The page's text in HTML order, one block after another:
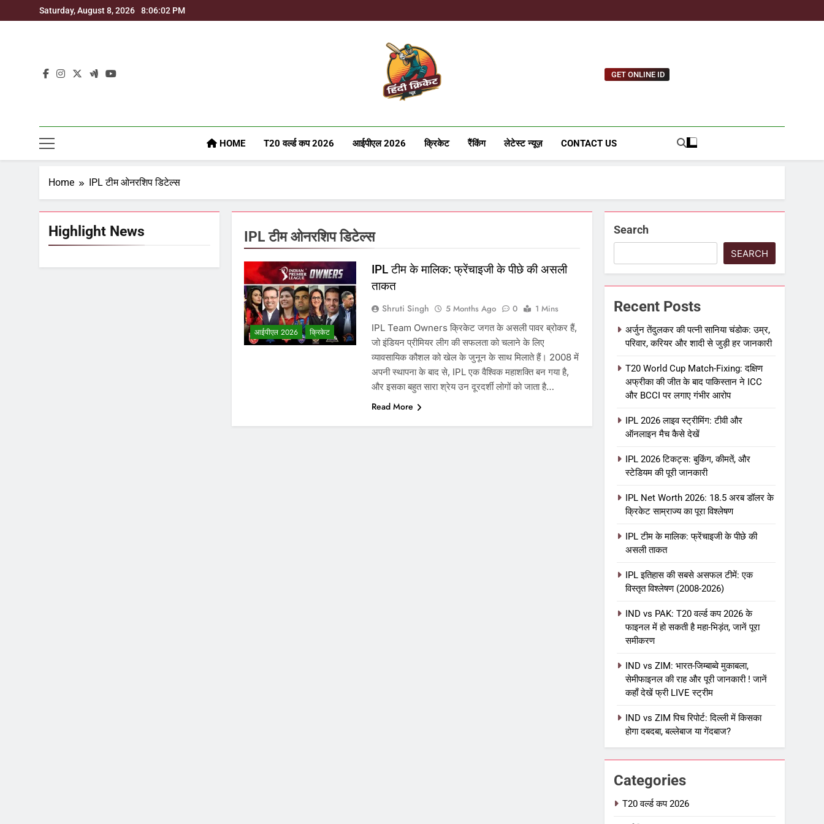
to
Saturday, August 8, 2026 8:06:03 PM
Hindicricketnews.com
GET ONLINE ID
HOME T20 वर्ल्ड कप 2026 आईपीएल 2026 क्रिकेट रैंकिंग लेटेस्ट न्यूज़ CONTACT US
Home IPL टीम ओनरशिप डिटेल्स
Highlight News IPL टीम ओनरशिप डिटेल्स
आईपीएल 2026 क्रिकेट
IPL टीम के मालिक: फ्रेंचाइजी के पीछे की असली
ताकत
Shruti Singh 5 Months Ago 0
1 Mins
IPL Team Owners क्रिकेट जगत के असली पावर ब्रोकर हैं,
जो इंडियन प्रीमियर लीग की सफलता को चलाने के लिए
व्यावसायिक कौशल को खेल के जुनून के साथ मिलाते हैं। 2008 में
अपनी स्थापना के बाद से, IPL एक वैश्विक महाशक्ति बन गया है,
और इसका बहुत सारा श्रेय उन दूरदर्शी लोगों को जाता है…
Read More
Search
SEARCH
Recent Posts
अर्जुन तेंदुलकर की पत्नी सानिया चंडोक: उम्र,
परिवार, करियर और शादी से जुड़ी हर जानकारी
T20 World Cup Match-Fixing: दक्षिण
अफ्रीका की जीत के बाद पाकिस्तान ने ICC
और BCCI पर लगाए गंभीर आरोप
IPL 2026 लाइव स्ट्रीमिंग: टीवी और
ऑनलाइन मैच कैसे देखें
IPL 2026 टिकट्स: बुकिंग, कीमतें, और
स्टेडियम की पूरी जानकारी
IPL Net Worth 2026: 18.5 अरब डॉलर के
क्रिकेट साम्राज्य का पूरा विश्लेषण
IPL टीम के मालिक: फ्रेंचाइजी के पीछे की
असली ताकत
IPL इतिहास की सबसे असफल टीमें: एक
विस्तृत विश्लेषण (2008-2026)
IND vs PAK: T20 वर्ल्ड कप 2026 के
फाइनल में हो सकती है महा-भिड़ंत, जानें पूरा
समीकरण
IND vs ZIM: भारत-जिम्बाब्वे मुकाबला,
सेमीफाइनल की राह और पूरी जानकारी ! जानें
कहाँ देखें फ्री LIVE स्ट्रीम
IND vs ZIM पिच रिपोर्ट: दिल्ली में किसका
होगा दबदबा, बल्लेबाज या गेंदबाज?
Categories
T20 वर्ल्ड कप 2026
IPL Net Worth 2026: 18.5 अरब
डॉलर के क्रिकेट साम्राज्य का पूरा
विश्लेषण
आईपीएल 2026
IPL टीम के मालिक: फ्रेंचाइजी के पीछे
की असली ताकत
आईपीएल 2026 क्रिकेट
IPL इतिहास की सबसे असफल टीमें: एक
विस्तृत विश्लेषण (2008-2026)
क्रिकेट